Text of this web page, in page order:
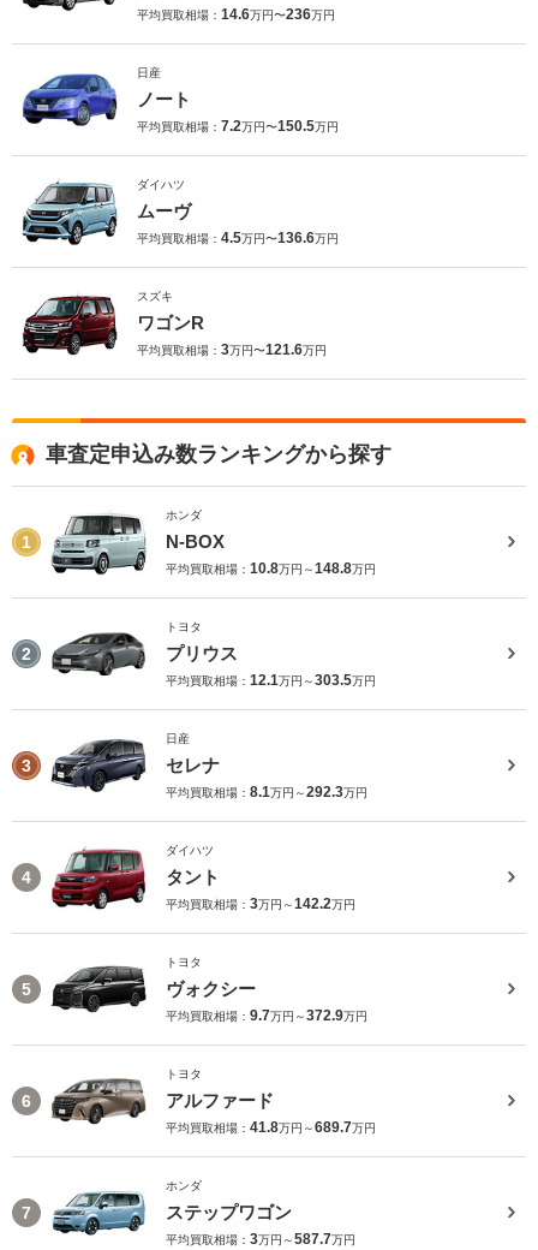
平均買取相場： 14.6万円〜236万円
日産
ノート
平均買取相場： 7.2万円〜150.5万円
ダイハツ
ムーヴ
平均買取相場： 4.5万円〜136.6万円
スズキ
ワゴンR
平均買取相場： 3万円〜121.6万円
車査定申込み数ランキングから探す
1
ホンダ
N-BOX
平均買取相場： 10.8万円～148.8万円
2
トヨタ
プリウス
平均買取相場： 12.1万円～303.5万円
3
日産
セレナ
平均買取相場： 8.1万円～292.3万円
4
ダイハツ
タント
平均買取相場： 3万円～142.2万円
5
トヨタ
ヴォクシー
平均買取相場： 9.7万円～372.9万円
6
トヨタ
アルファード
平均買取相場： 41.8万円～689.7万円
7
ホンダ
ステップワゴン
平均買取相場： 3万円～587.7万円